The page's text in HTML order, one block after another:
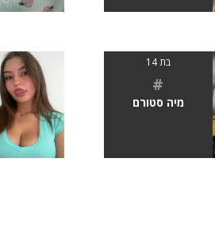
בת 14
#
מיה סטורם